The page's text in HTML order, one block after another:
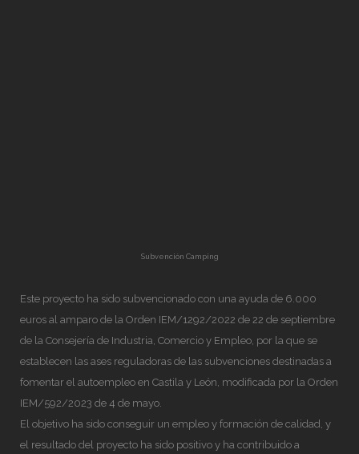
Subvención Camping
Este proyecto ha sido subvencionado con una ayuda de 6.000
euros al amparo de la Orden IEM/1292/2022 de 22 de septiembre
de la Consejería de Industria, Comercio y Empleo, por la que se
establecen las ases reguladoras de las subvenciones destinadas a
fomentar el autoempleo en Castila y León, modificada por la Orden
IEM/592/2023 de 4 de mayo.
El objetivo ha sido conseguir un empleo y formación de calidad, y
el resultado del proyecto ha sido positivo y ha contribuido a